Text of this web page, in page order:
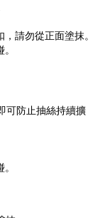
請勿從正面塗抹。
可防止抽絲持續擴